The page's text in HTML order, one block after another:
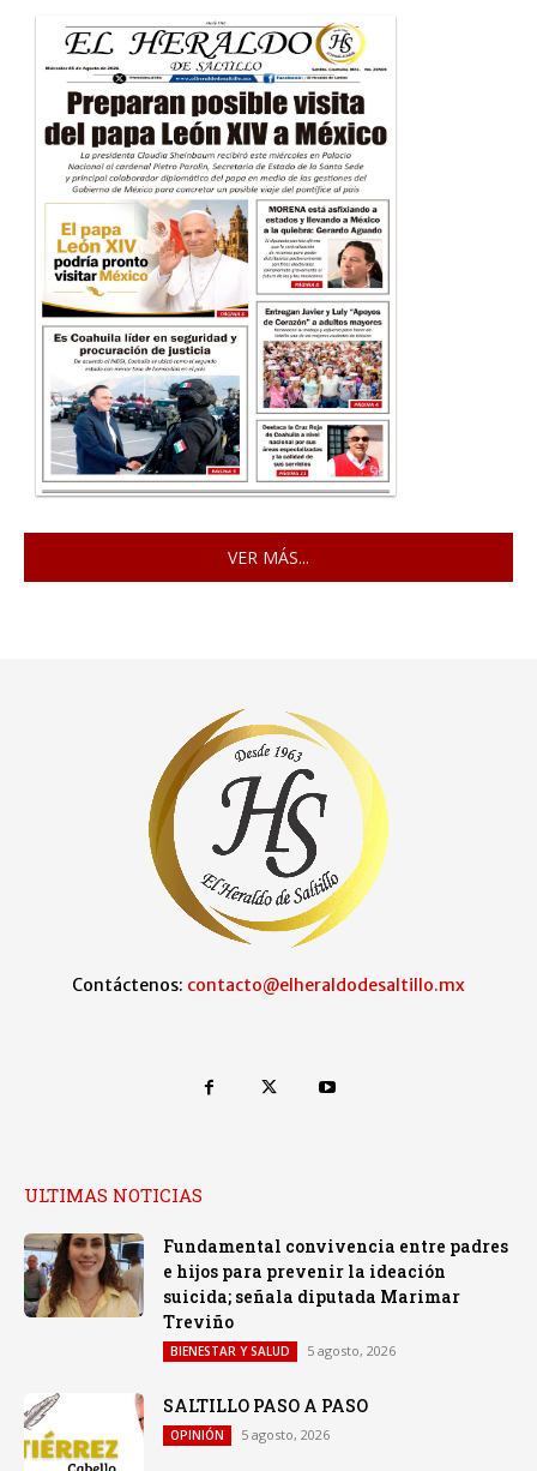
VER MÁS...
Contáctenos: contacto@elheraldodesaltillo.mx
ULTIMAS NOTICIAS
Fundamental convivencia entre padres
e hijos para prevenir la ideación
suicida; señala diputada Marimar
Treviño
BIENESTAR Y SALUD 5 agosto, 2026
SALTILLO PASO A PASO
OPINIÓN 5 agosto, 2026